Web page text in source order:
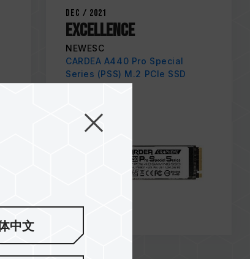
Dec / 2021
Excellence
NEWESC
CARDEA A440 Pro Special
Series (PSS) M.2 PCIe SSD
中文